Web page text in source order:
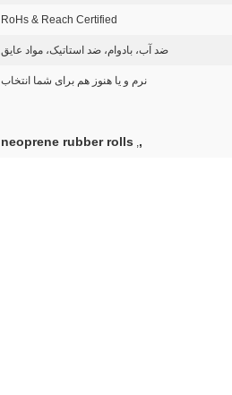
RoHs & Reach Certified
ضد آب، بادوام، ضد استاتیک، مواد عایق
نرم و یا هنوز هم برای شما انتخاب
,
,
neoprene rubber rolls